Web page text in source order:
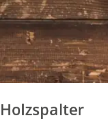
Holzspalter